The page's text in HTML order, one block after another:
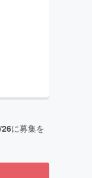
に募集を